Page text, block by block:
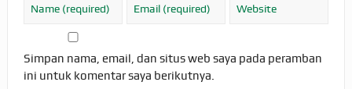
Simpan nama, email, dan situs web saya pada peramban
ini untuk komentar saya berikutnya.